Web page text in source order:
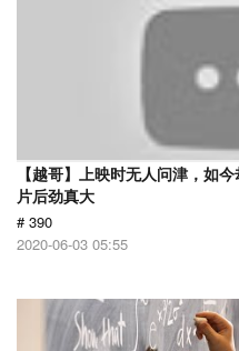
【越哥】上映时无人问津，如
片后劲真大
# 390
2020-06-03 05:55